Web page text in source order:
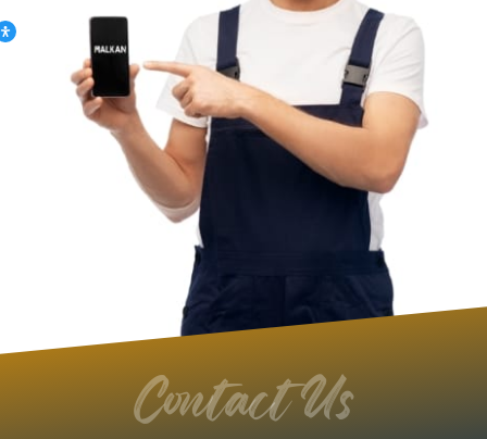
Contact Us